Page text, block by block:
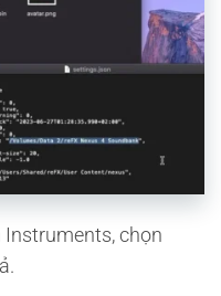
Instruments, chọn